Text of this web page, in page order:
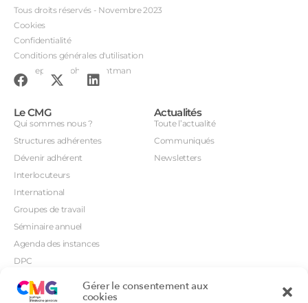
Gérer le consentement aux
cookies
Tous droits réservés - Novembre 2023
Cookies
Confidentialité
Conditions générales d'utilisation
Conception : John Brightman
Le CMG
Qui sommes nous ?
Structures adhérentes
Dévenir adhérent
Interlocuteurs
International
Groupes de travail
Séminaire annuel
Agenda des instances
DPC
Orientations prioritaires
Actualités
Toute l’actualité
Communiqués
Newsletters